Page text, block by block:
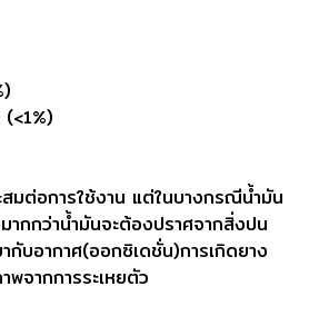
สมต่อการใช้งาน แต่ในบางกรณีน้ำมัน
ากกว่าน้ำมันจะต้องปราศจากสิ่งปน
กับอากาศ(ออกซิเดชั่น)การเกิดยาง
พจากการระเหยตัว